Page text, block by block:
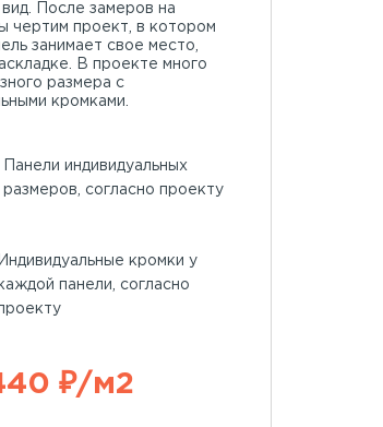
После замеров на
чертим проект, в котором
занимает свое место,
В проекте много
размера с
кромками.
Панели индивидуальных
размеров, согласно проекту
Индивидуальные кромки у
панели, согласно
₽/м2